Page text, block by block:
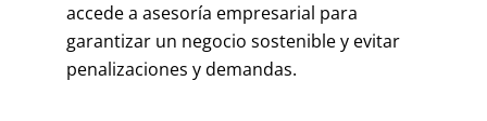
accede a asesoría empresarial para
garantizar un negocio sostenible y evitar
penalizaciones y demandas.